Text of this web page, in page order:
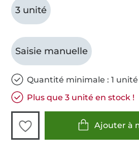
3 unité
Saisie manuelle
Quantité minimale : 1 unité
Plus que 3 unité en stock !
Ajouter à